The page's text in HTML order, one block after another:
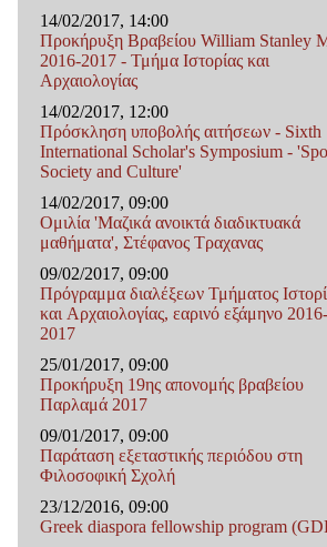
14/02/2017, 14:00
Προκήρυξη Βραβείου William Stanley
2016-2017 - Τμήμα Ιστορίας και
Αρχαιολογίας
14/02/2017, 12:00
Πρόσκληση υποβολής αιτήσεων - Sixth
International Scholar's Symposium -
Society and Culture'
14/02/2017, 09:00
Ομιλία 'Μαζικά ανοικτά διαδικτυακά
μαθήματα', Στέφανος Τραχανας
09/02/2017, 09:00
Πρόγραμμα διαλέξεων Τμήματος
και Αρχαιολογίας, εαρινό εξάμηνο 2016-
2017
25/01/2017, 09:00
Προκήρυξη 19ης απονομής βραβείου
Παρλαμά 2017
09/01/2017, 09:00
Παράταση εξεταστικής περιόδου στη
Φιλοσοφική Σχολή
23/12/2016, 09:00
Greek diaspora fellowship program